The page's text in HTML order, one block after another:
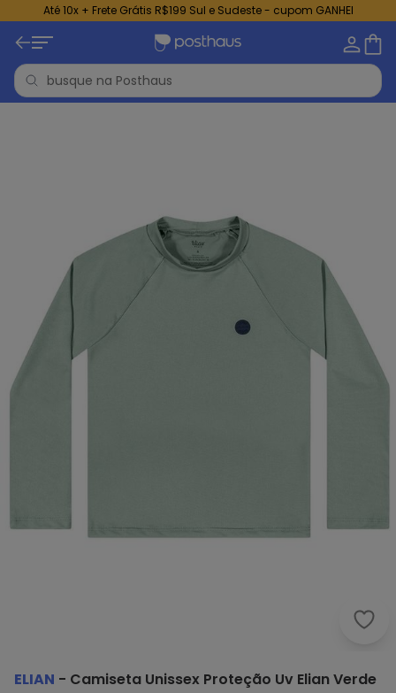
Até 10x + Frete Grátis R$199 Sul e Sudeste - cupom GANHEI
ELIAN - Camiseta Unissex Proteção Uv Elian Verde